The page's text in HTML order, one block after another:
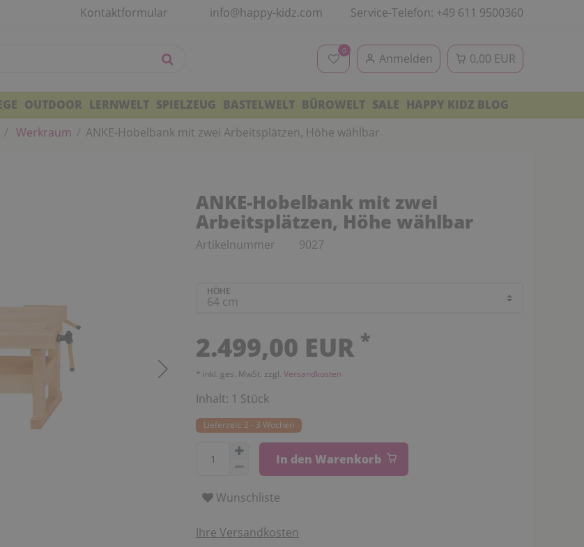
Kontaktformular info@happy-kidz.com Service-Telefon: +49 611 9500360
0
Anmelden 0,00 EUR
OUTDOOR LERNWELT SPIELZEUG BASTELWELT BÜROWELT SALE HAPPY KIDZ BLOG
Werkraum ANKE-Hobelbank mit zwei Arbeitsplätzen, Höhe wählbar
ANKE-Hobelbank mit zwei
Arbeitsplätzen, Höhe wählbar
Artikelnummer 9027
HÖHE
2.499,00 EUR *
* inkl. ges. MwSt. zzgl. Versandkosten
Inhalt: 1 Stück
Lieferzeit: 2 - 3 Wochen
In den Warenkorb
Wunschliste
Ihre Versandkosten